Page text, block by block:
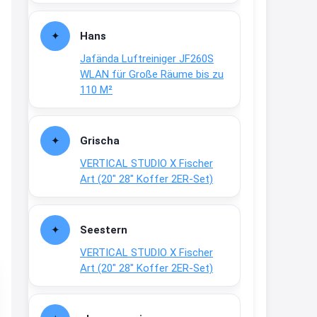
Hans
Jafända Luftreiniger JF260S
WLAN für Große Räume bis zu
110 M²
Grischa
VERTICAL STUDIO X Fischer
Art (20″ 28″ Koffer 2ER-Set)
Seestern
VERTICAL STUDIO X Fischer
Art (20″ 28″ Koffer 2ER-Set)
Fielmann-Blinkis mehr / wurde
www.fielmann-
group.com/blinkis...
13:44
dich zu sehen, alles gut?
15:01
An 01.08. / Sensodyne Rabatt 3€
/ max. 15.000www.erlebe-